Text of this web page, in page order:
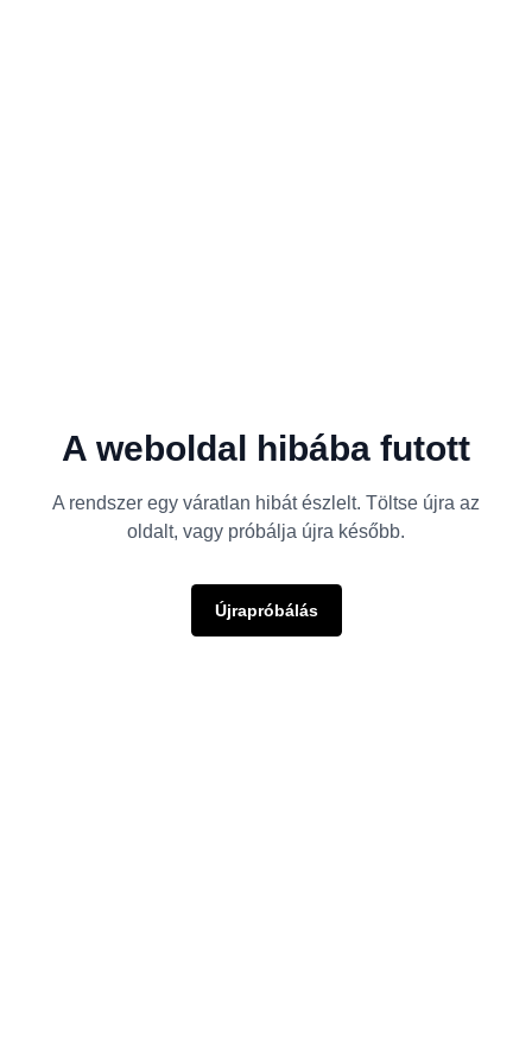
A weboldal hibába futott
A rendszer egy váratlan hibát észlelt. Töltse újra az
oldalt, vagy próbálja újra később.
Újrapróbálás